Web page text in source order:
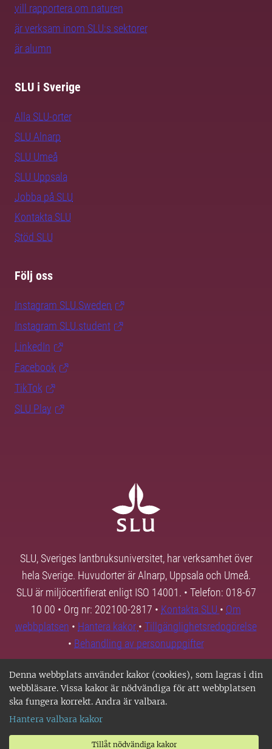
Denna webbplats använder kakor (cookies), som lagras i din
webbläsare. Vissa kakor är nödvändiga för att webbplatsen
ska fungera korrekt. Andra är valbara.
Hantera valbara kakor
Tillåt nödvändiga kakor
vill rapportera om naturen
är verksam inom SLU:s sektorer
är alumn
SLU i Sverige
Alla SLU-orter
SLU Alnarp
SLU Umeå
SLU Uppsala
Jobba på SLU
Kontakta SLU
Stöd SLU
Följ oss
Instagram SLU.Sweden
Instagram SLU.student
LinkedIn
Facebook
TikTok
SLU Play
SLU, Sveriges lantbruksuniversitet, har verksamhet över
hela Sverige. Huvudorter är Alnarp, Uppsala och Umeå.
SLU är miljöcertifierat enligt ISO 14001. • Telefon: 018-67
10 00 • Org nr: 202100-2817 • Kontakta SLU • Om
webbplatsen • Hantera kakor • Tillgänglighetsredogörelse
• Behandling av personuppgifter